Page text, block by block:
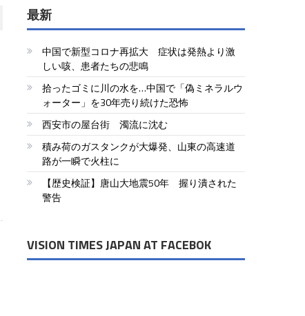
最新
中国で新型コロナ再拡大 症状は発熱より激
しい咳、患者たちの悲鳴
拾ったゴミに川の水を…中国で「偽ミネラルウ
ォーター」を30年売り続けた恐怖
西安市の屋台街 濁流に沈む
積み荷のガスタンクが大爆発、山東の高速道
路が一瞬で火柱に
【歴史検証】唐山大地震50年 握り潰された
警告
VISION TIMES JAPAN AT FACEBOK